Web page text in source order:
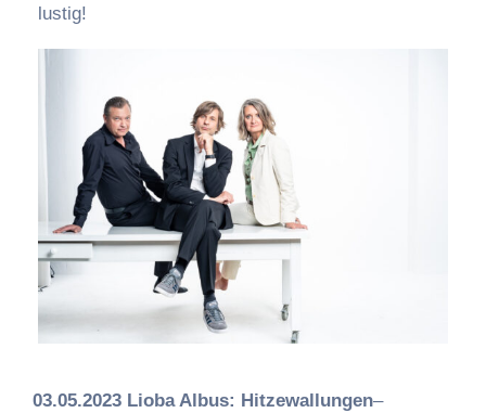
lustig!
03.05.2023 Lioba Albus: Hitzewallungen–